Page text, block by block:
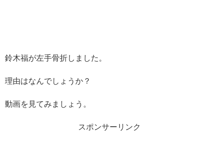
鈴木福が左手骨折しました。
理由はなんでしょうか？
動画を見てみましょう。
スポンサーリンク